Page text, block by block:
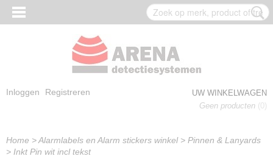
Inloggen Registreren
UW WINKELWAGEN
Geen producten (0)
Home >Alarmlabels en Alarm stickers winkel> Pinnen & Lanyards
> Inkt Pin wit incl tekst